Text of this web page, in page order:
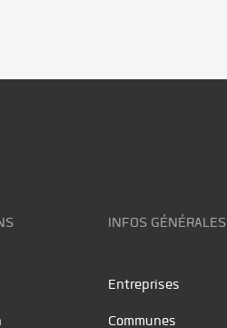
INFOS GÉNÉRALES
Entreprises
Communes